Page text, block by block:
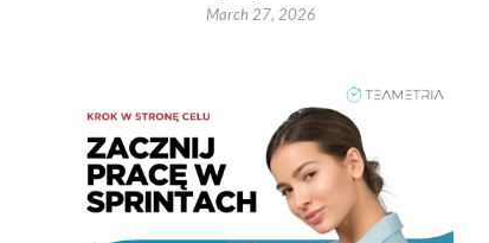
March 27, 2026